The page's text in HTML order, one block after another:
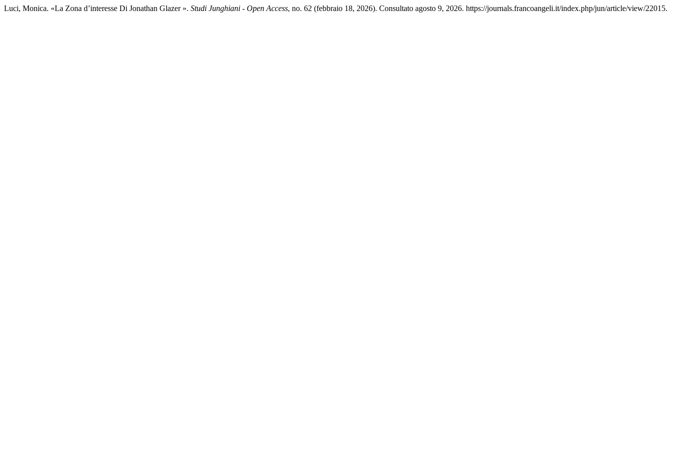
Luci, Monica. «La Zona d’interesse Di Jonathan Glazer ». Studi Junghiani - Open Access, no. 62 (febbraio 18, 2026). Consultato agosto 9, 2026. https://journals.francoangeli.it/index.php/jun/article/view/22015.